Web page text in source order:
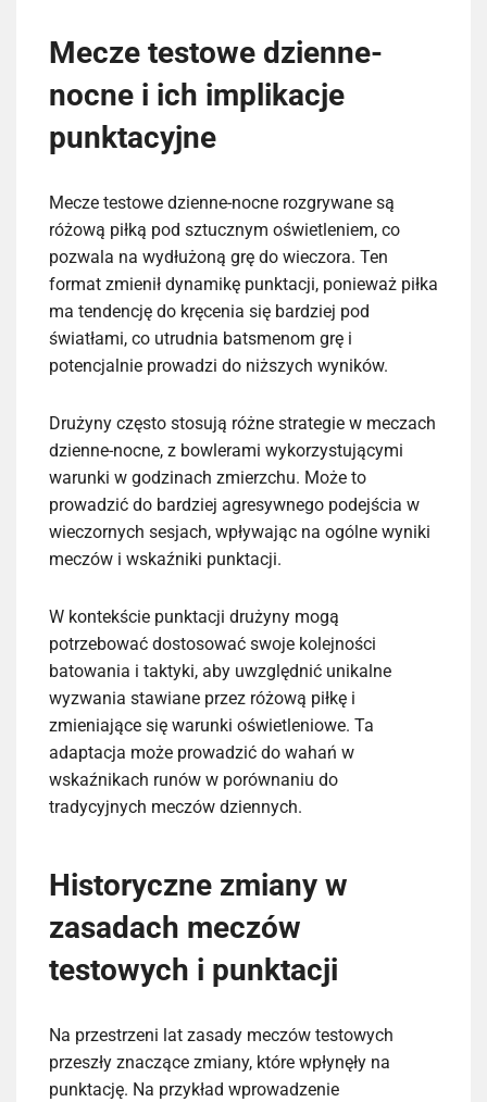
Mecze testowe dzienne-
nocne i ich implikacje
punktacyjne
Mecze testowe dzienne-nocne rozgrywane są
różową piłką pod sztucznym oświetleniem, co
pozwala na wydłużoną grę do wieczora. Ten
format zmienił dynamikę punktacji, ponieważ piłka
ma tendencję do kręcenia się bardziej pod
światłami, co utrudnia batsmenom grę i
potencjalnie prowadzi do niższych wyników.
Drużyny często stosują różne strategie w meczach
dzienne-nocne, z bowlerami wykorzystującymi
warunki w godzinach zmierzchu. Może to
prowadzić do bardziej agresywnego podejścia w
wieczornych sesjach, wpływając na ogólne wyniki
meczów i wskaźniki punktacji.
W kontekście punktacji drużyny mogą
potrzebować dostosować swoje kolejności
batowania i taktyki, aby uwzględnić unikalne
wyzwania stawiane przez różową piłkę i
zmieniające się warunki oświetleniowe. Ta
adaptacja może prowadzić do wahań w
wskaźnikach runów w porównaniu do
tradycyjnych meczów dziennych.
Historyczne zmiany w
zasadach meczów
testowych i punktacji
Na przestrzeni lat zasady meczów testowych
przeszły znaczące zmiany, które wpłynęły na
punktację. Na przykład wprowadzenie